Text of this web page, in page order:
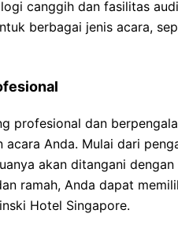
canggih dan fasilitas
berbagai jenis acara,
profesional dan
acara Anda. Mulai dari
akan ditangani
ramah, Anda dapat
Hotel Singapore.